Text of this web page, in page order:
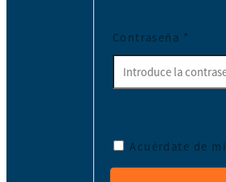
Contraseña *
Acuérdate de mí